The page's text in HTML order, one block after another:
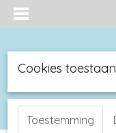
Inloggen Registreren
Cookies
Toestemming